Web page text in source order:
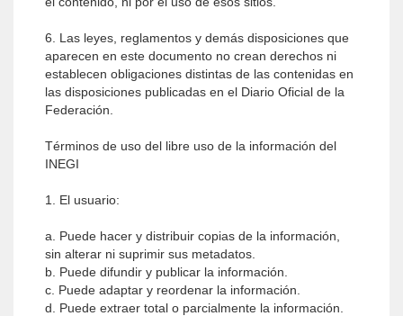
6. Las leyes, reglamentos y demás disposiciones que
aparecen en este documento no crean derechos ni
establecen obligaciones distintas de las contenidas en
las disposiciones publicadas en el Diario Oficial de la
Federación.
Términos de uso del libre uso de la información del
INEGI
1. El usuario:
a. Puede hacer y distribuir copias de la información,
sin alterar ni suprimir sus metadatos.
b. Puede difundir y publicar la información.
c. Puede adaptar y reordenar la información.
d. Puede extraer total o parcialmente la información.